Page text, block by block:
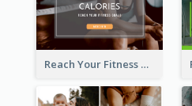
Reach Your Fitness Goals Facebook Post